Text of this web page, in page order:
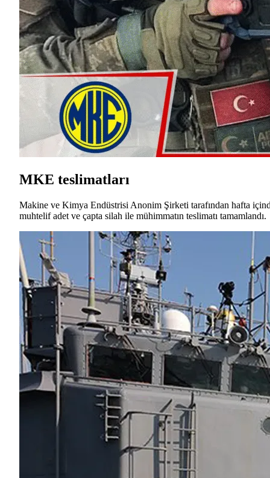
MKE teslimatları
Makine ve Kimya Endüstrisi Anonim Şirketi tarafından hafta
muhtelif adet ve çapta silah ile mühimmatın teslimatı tamamlandı.